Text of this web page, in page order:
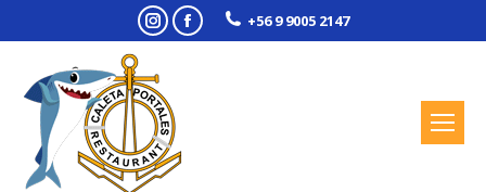
InstagramFacebook+56 9 9005 2147